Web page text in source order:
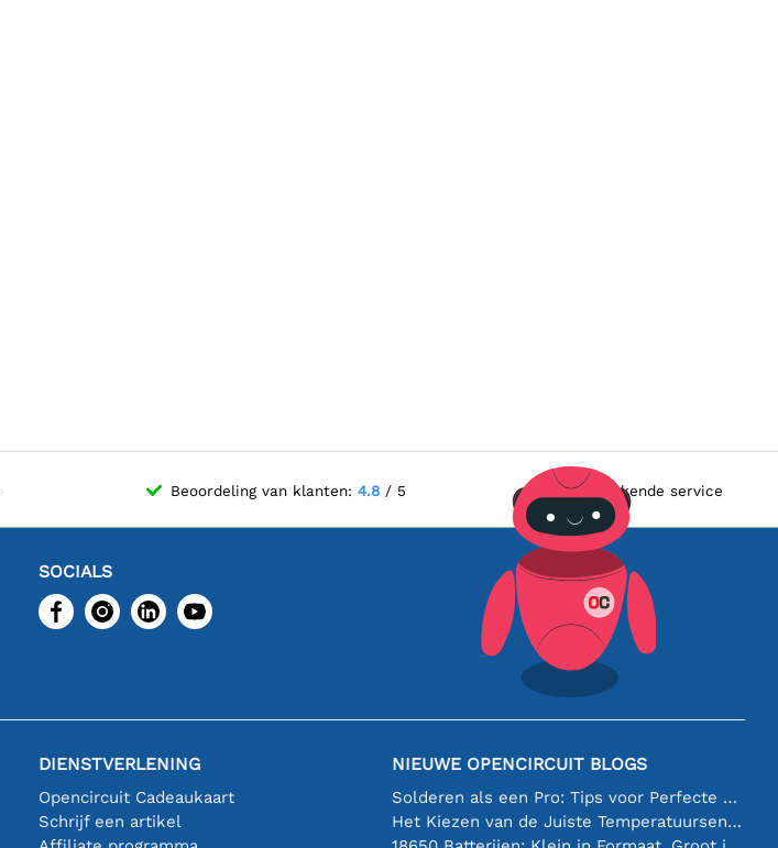
Beoordeling van klanten: 4.8/ 5 Uitstekende service
SOCIALS
DIENSTVERLENING
Opencircuit Cadeaukaart
Schrijf een artikel
NIEUWE OPENCIRCUIT BLOGS
Solderen als een Pro: Tips voor Perfecte Elektronische Verbindingen
Het Kiezen van de Juiste Temperatuursensor [youtube]